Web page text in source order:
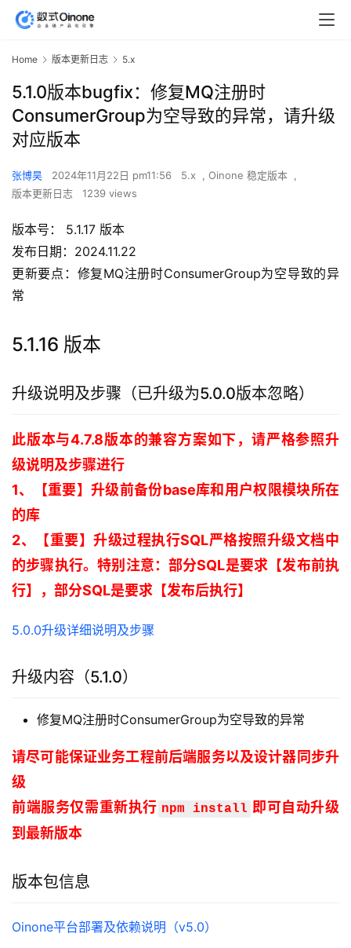
Home 版本更新日志 5.x
5.1.0版本bugfix：修复MQ注册时
ConsumerGroup为空导致的异常，请升级
对应版本
张博昊 2024年11月22日 pm11:56 5.x , Oinone 稳定版本 ,
版本更新日志
1239 views
版本号： 5.1.17 版本
发布日期：2024.11.22
更新要点：修复MQ注册时ConsumerGroup为空导致的异
常
5.1.16 版本
升级说明及步骤（已升级为5.0.0版本忽略）
此版本与4.7.8版本的兼容方案如下，请严格参照升
级说明及步骤进行
1、【重要】升级前备份base库和用户权限模块所在
的库
2、【重要】升级过程执行SQL严格按照升级文档中
的步骤执行。特别注意：部分SQL是要求【发布前执
行】，部分SQL是要求【发布后执行】
5.0.0升级详细说明及步骤
升级内容（5.1.0）
修复MQ注册时ConsumerGroup为空导致的异常
请尽可能保证业务工程前后端服务以及设计器同步升
级
前端服务仅需重新执行 npm install 即可自动升级
到最新版本
版本包信息
Oinone平台部署及依赖说明（v5.0）